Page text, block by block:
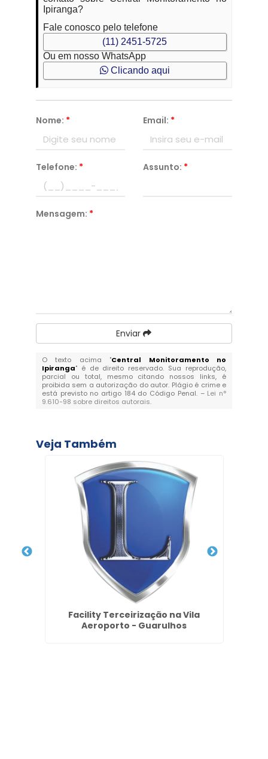
Ipiranga?
Fale conosco pelo telefone
(11) 2451-5725
Ou em nosso WhatsApp
Clicando aqui
Nome: * Email: *
Telefone: * Assunto: *
Mensagem: *
Enviar
O texto acima "Central Monitoramento no
Ipiranga" é de direito reservado. Sua reprodução,
parcial ou total, mesmo citando nossos links, é
proibida sem a autorização do autor. Plágio é crime e
está previsto no artigo 184 do Código Penal. – Lei n°
9.610-98 sobre direitos autorais.
Veja Também
Facility Terceirização na Vila
Aeroporto - Guarulhos